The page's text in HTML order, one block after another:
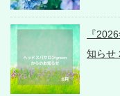
『
知らせ